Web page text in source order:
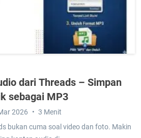
dari Threads – Simpan
sebagai MP3
bukan cuma soal video dan foto. Makin
2026 3 Menit